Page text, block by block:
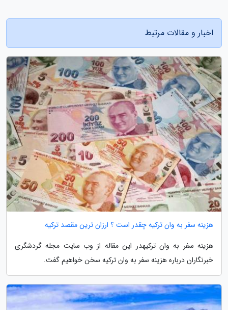
اخبار و مقالات مرتبط
هزینه سفر به وان ترکیه چقدر است ؟ ارزان ترین مقصد ترکیه
هزینه سفر به وان ترکیهدر این مقاله از وب سایت مجله گردشگری
خبرنگاران درباره هزینه سفر به وان ترکیه سخن خواهیم گفت.